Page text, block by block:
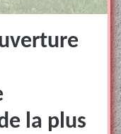
la plus